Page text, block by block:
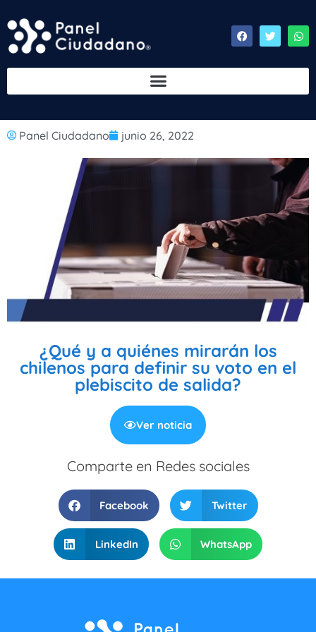
Panel Ciudadano junio 26, 2022
¿Qué y a quiénes mirarán los
chilenos para definir su voto en el
plebiscito de salida?
Ver noticia
Comparte en Redes sociales
Facebook Twitter
LinkedIn WhatsApp